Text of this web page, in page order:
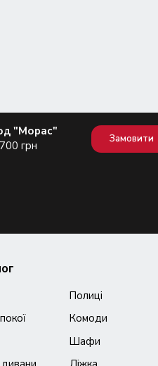
"Морас"
грн
Замовити
Полиці
Комоди
Шафи